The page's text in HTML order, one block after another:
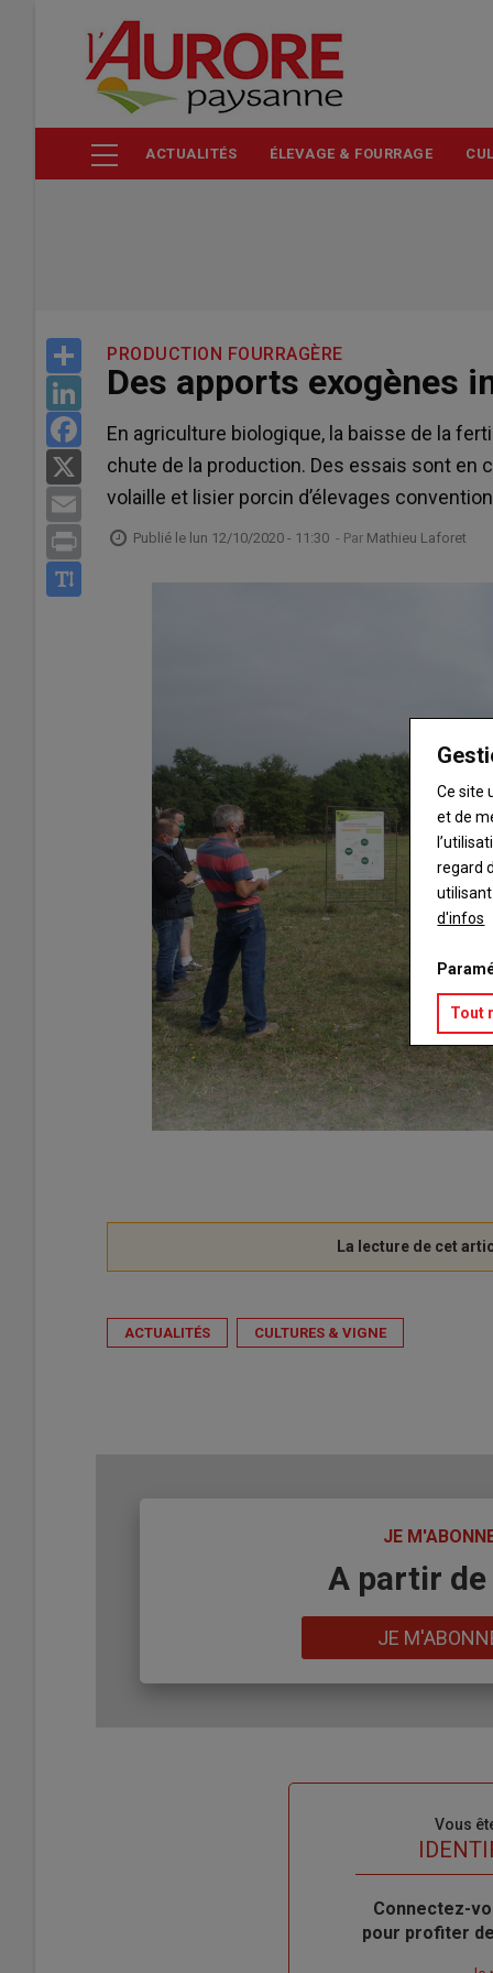
contenu
ACTUALITÉS ÉLEVAGE & FOURRAGE
Share
LinkedIn
Facebook
Email
Print
PRODUCTION FOURRAGÈRE
Des apports exogènes
En agriculture biologique, la baisse de la
chute de la production. Des essais sont en
volaille et lisier porcin d’élevages
Publié le lun 12/10/2020 - 11:30 - Par Mathieu Laforet
ACTUALITÉS CULTURES & VIGNE
JE
A partir de
JE
Vous
Body
Connectez-
pour profiter
Ce site
et de
regard
utilisant
d'infos
Tout